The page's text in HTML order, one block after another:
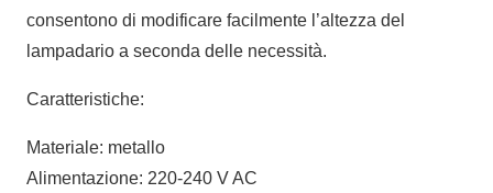
consentono di modificare facilmente l’altezza del
lampadario a seconda delle necessità.
Caratteristiche:
Materiale: metallo
Alimentazione: 220-240 V AC